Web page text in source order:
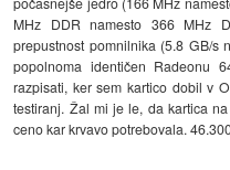
MHz DDR namesto 366 MHz
prepustnost pomnilnika (5.8 GB/s
popolnoma identičen Radeonu
razpisati, ker sem kartico dobil v
testiranj. Žal mi je le, da kartica
ceno kar krvavo potrebovala.